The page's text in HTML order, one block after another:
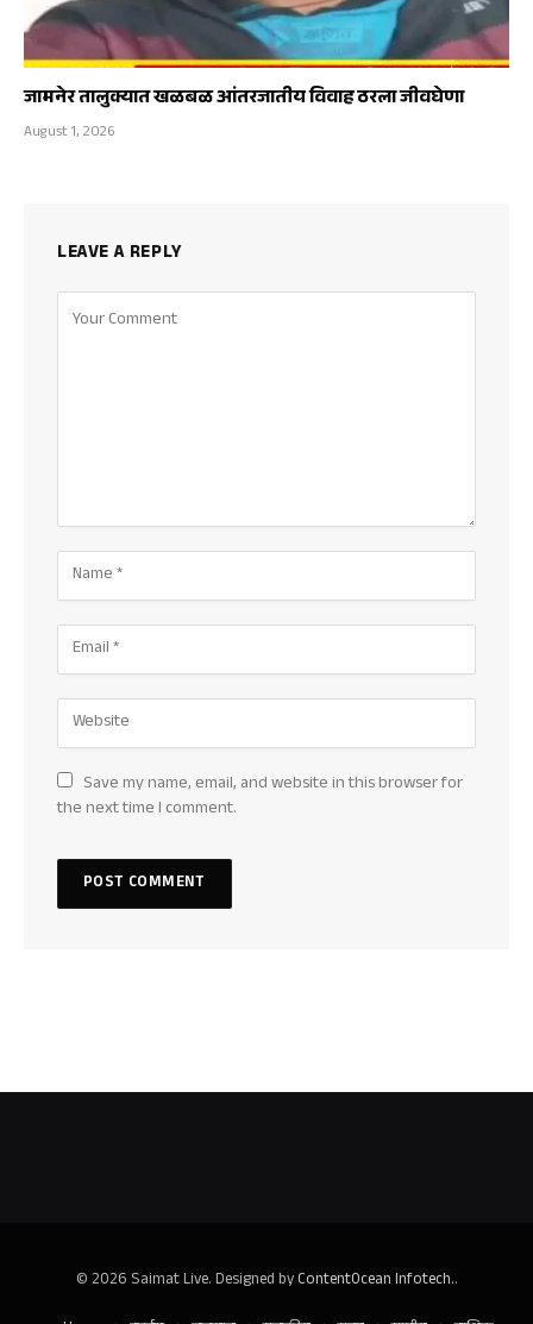
जामनेर तालुक्यात खळबळ आंतरजातीय विवाह ठरला जीवघेणा
August 1, 2026
LEAVE A REPLY
Save my name, email, and website in this browser for
the next time I comment.
© 2026 Saimat Live. Designed byContentOcean Infotech..